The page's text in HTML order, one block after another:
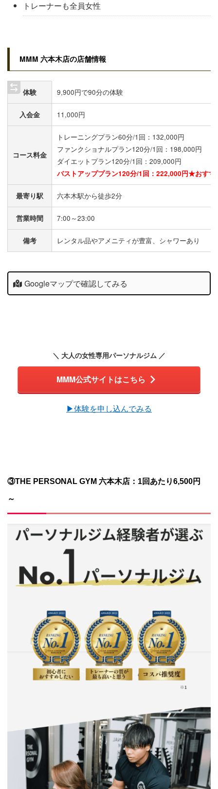
トレーナーも全員女性
MMM 六本木店の店舗情報
体験 9,900円で90分の体験
入会金 11,000円
コース料金
トレーニングプラン60分/1回：132,000円
ファンクショナルプラン120分/1回：198,000円
ダイエットプラン120分/1回：209,000円
バストアッププラン120分/1回：222,000円★おすす
最寄り駅 六本木駅から徒歩2分
営業時間 7:00～23:00
備考 レンタル品やアメニティが豊富、シャワーあり
Googleマップで確認してみる
＼ 大人の女性専用パーソナルジム ／
MMM公式サイトはこちら
▶︎体験を申し込んでみる
③THE PERSONAL GYM 六本木店：1回あたり6,500円
～